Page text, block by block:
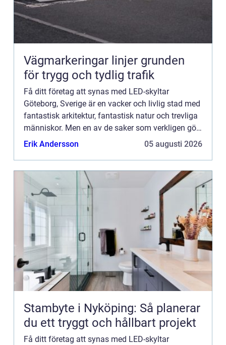
Vägmarkeringar linjer grunden
för trygg och tydlig trafik
Få ditt företag att synas med LED-skyltar
Göteborg, Sverige är en vacker och livlig stad med
fantastisk arkitektur, fantastisk natur och trevliga
människor. Men en av de saker som verkligen gör
denna stad speciell är dess LED-skyltar Göteborg.
Erik Andersson 05 augusti 2026
Stambyte i Nyköping: Så planerar
du ett tryggt och hållbart projekt
Få ditt företag att synas med LED-skyltar